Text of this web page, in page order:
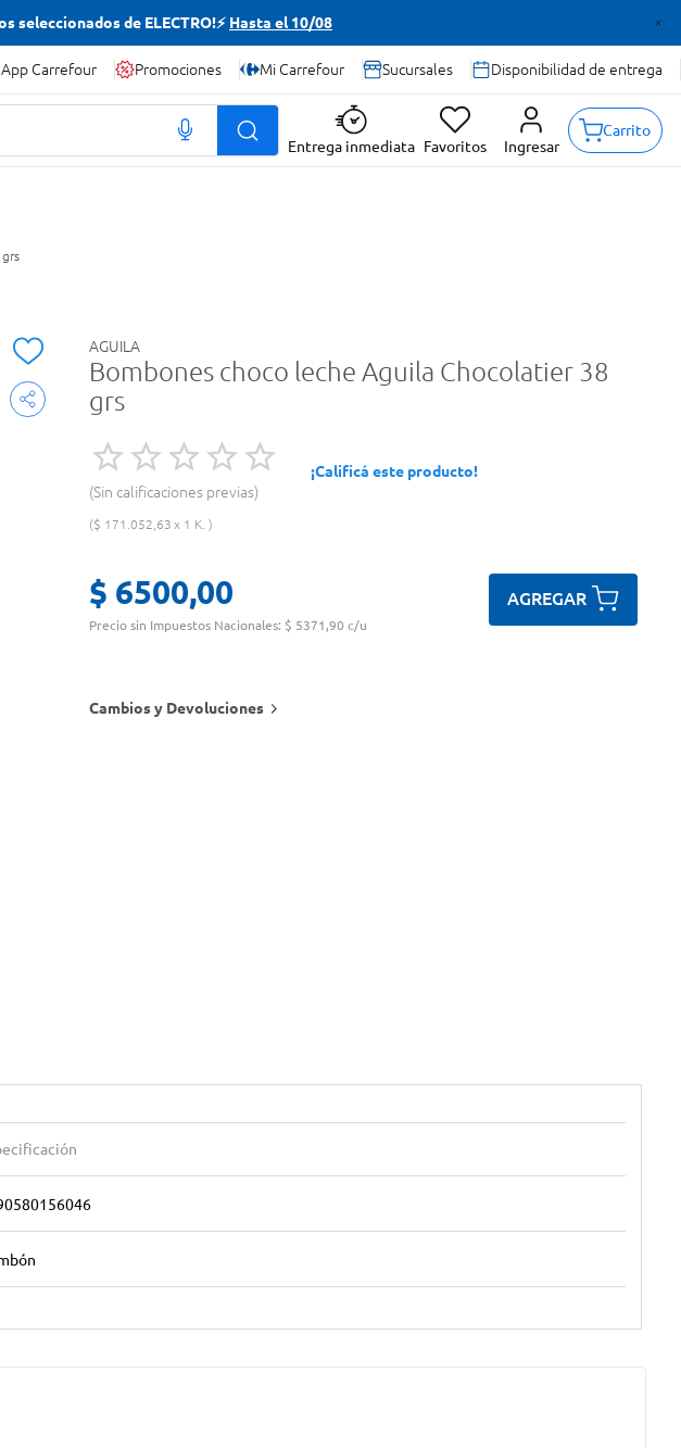
seleccionados de ELECTRO!⚡ Hasta el 10/08
App Carrefour Promociones Mi Carrefour Sucursales Disponibilidad de entrega
Entrega inmediata Favoritos Ingresar
Carrito
AGUILA
Bombones choco leche Aguila Chocolatier 38
grs
Sin calificaciones previas
¡Calificá este producto!
$ 171 .052,63 1 K.
$ 6500,00
Precio sin Impuestos Nacionales: $ 5371,90 c/u
AGREGAR
Cambios y Devoluciones